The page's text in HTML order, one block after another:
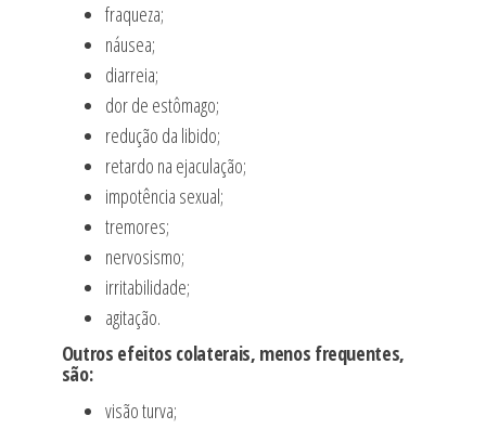
fraqueza;
náusea;
diarreia;
dor de estômago;
redução da libido;
retardo na ejaculação;
impotência sexual;
tremores;
nervosismo;
irritabilidade;
agitação.
Outros efeitos colaterais, menos frequentes,
são:
visão turva;